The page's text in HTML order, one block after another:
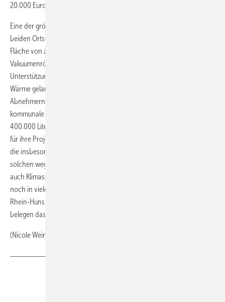
20.000 Euro pro Jahr.
Eine der größten Solarthermieanlagen in Rheinland-Pfalz versorgt die
beiden Ortsgemeinden Neuerkirch und Külz mit Wärme. Auf einer
Fläche von zwei Handballfeldern wandeln
Vakuumenröhrenkollektoren Sonnenergie in Wärme um. Zur
Unterstützung erzeugen zwei Holzhackschnitzelanlagen Wärme. Diese
Wärme gelangt über ein sechs Kilometer langes Nahwärmenetz zu den
Abnehmern, immerhin 80 Prozent der Haushalte. Durch das
kommunale Wärmekonzept gelingt es den beiden Ortschaften jährlich
400.000 Liter Heizöläquivalent einzusparen. Die Gemeinden tätigten
für ihre Projekte Investitionen in Höhe von rund fünf Millionen Euro,
die insbesondere der heimischen Wirtschaft zu Gute kamen. „Von
solchen wegweisenden Projekten profitieren sowohl Wirtschaft als
auch Klimaschutz. Ich bin sicher, dass derartige Synergiepotenziale
noch in vielen Kommunen gehoben werden können. Beispiele im
Rhein-Hunsrück-Kreis und anderen Regionen in Rheinland-Pfalz
belegen das“, so Anja Folz.
(Nicole Weinhold)